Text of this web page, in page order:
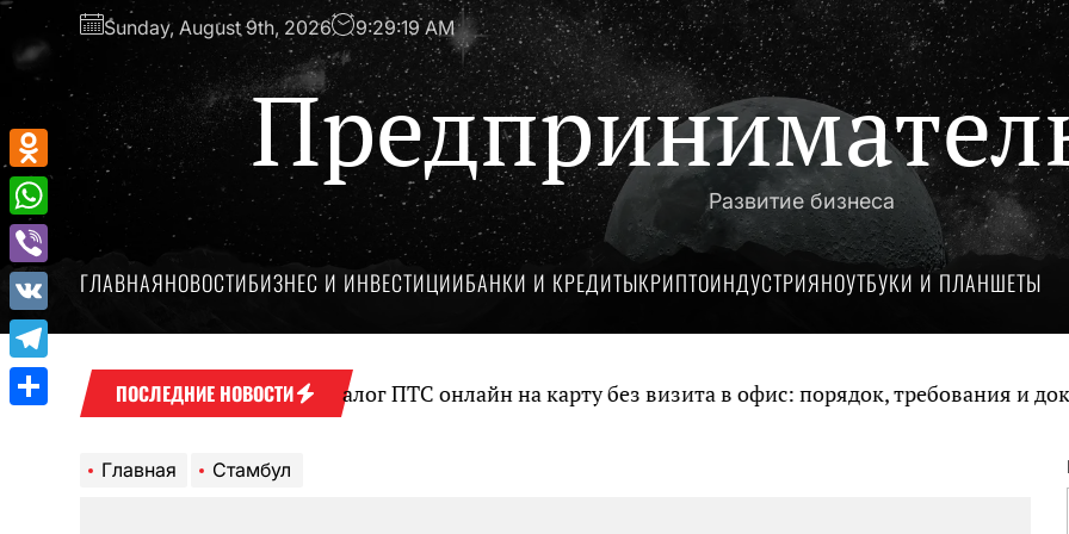
Перейти
содержимому
Sunday, August 9th, 2026 9:29:19 AM
Развитие бизнеса
ГЛАВНАЯНОВОСТИБИЗНЕС И ИНВЕСТИЦИИБАНКИ И КРЕДИТЫКРИПТОИНДУСТРИЯНОУТБУКИ И ПЛАНШЕТЫ
ПОСЛЕДНИЕ НОВОСТИ
Оформление займа под залог ПТС онлайн на карту без визита в офис: порядок, требования и
Главная Стамбул
Odnoklassniki
WhatsApp
Viber
VK
Telegram
Отправить